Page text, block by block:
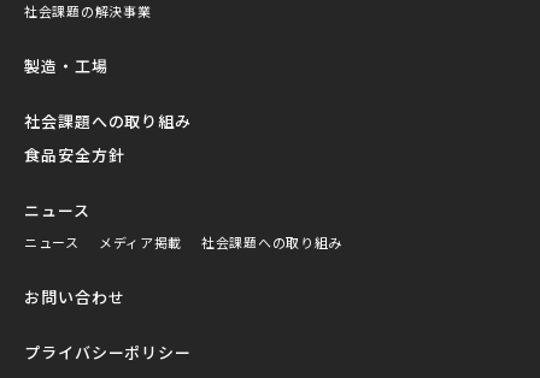
社会課題の解決事業
製造・工場
社会課題への取り組み
食品安全方針
ニュース
ニュース メディア掲載 社会課題への取り組み
お問い合わせ
プライバシーポリシー